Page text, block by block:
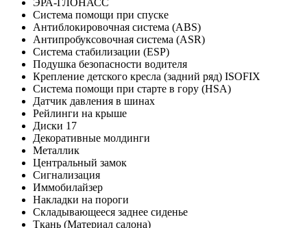
ЭРА-ГЛОНАСС
Система помощи при спуске
Антиблокировочная система (ABS)
Антипробуксовочная система (ASR)
Система стабилизации (ESP)
Подушка безопасности водителя
Крепление детского кресла (задний ряд) ISOFIX
Система помощи при старте в гору (HSA)
Датчик давления в шинах
Рейлинги на крыше
Диски 17
Декоративные молдинги
Металлик
Центральный замок
Сигнализация
Иммобилайзер
Накладки на пороги
Складывающееся заднее сиденье
Ткань (Материал салона)